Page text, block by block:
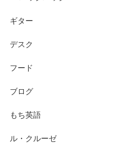
ギター
デスク
フード
ブログ
もち英語
ル・クルーゼ